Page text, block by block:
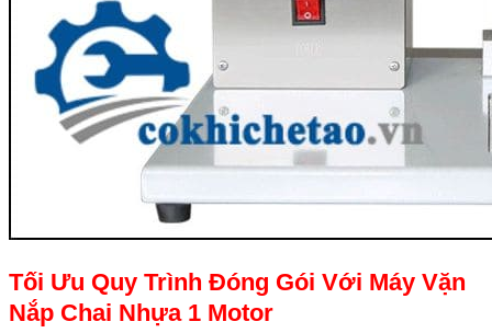
Tối Ưu Quy Trình Đóng Gói Với Máy Vặn
Nắp Chai Nhựa 1 Motor